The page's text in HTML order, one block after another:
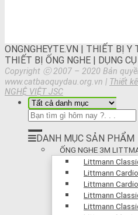
ONGNGHEYTE.VN | THIẾT BỊ
THIẾT BỊ ỐNG NGHE | DỤNG
Copyright ⓒ 2007 – 2020 Bản
www.catbaoquydau.org.vn | Thiết
NGHỆ VIỆT JSC
DANH MỤC SẢN PHẨM
ỐNG NGHE 3M
Littmann
Littmann
Littmann
Littmann
Littmann